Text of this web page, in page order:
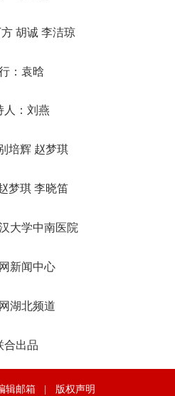
胡诚 李洁琼
：袁晗
人：刘燕
培辉 赵梦琪
梦琪 李晓笛
大学中南医院
新闻中心
湖北频道
合出品
辑邮箱 | 版权声明